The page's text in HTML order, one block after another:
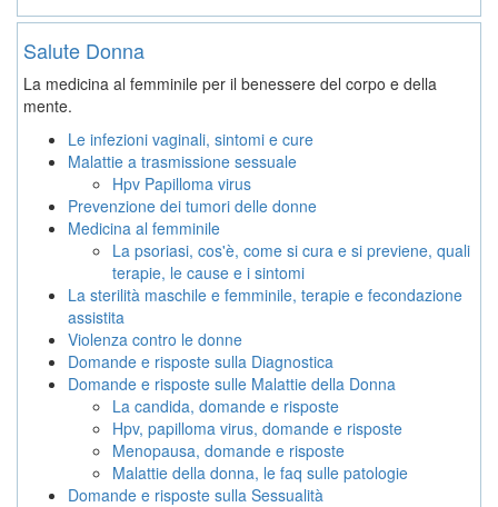
Salute Donna
La medicina al femminile per il benessere del corpo e della
mente.
Le infezioni vaginali, sintomi e cure
Malattie a trasmissione sessuale
Hpv Papilloma virus
Prevenzione dei tumori delle donne
Medicina al femminile
La psoriasi, cos'è, come si cura e si previene, quali
terapie, le cause e i sintomi
La sterilità maschile e femminile, terapie e fecondazione
assistita
Violenza contro le donne
Domande e risposte sulla Diagnostica
Domande e risposte sulle Malattie della Donna
La candida, domande e risposte
Hpv, papilloma virus, domande e risposte
Menopausa, domande e risposte
Malattie della donna, le faq sulle patologie
Domande e risposte sulla Sessualità